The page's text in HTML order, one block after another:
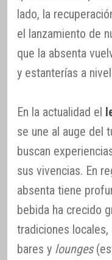
lado, la
el lanzamiento de
que la absenta
y estanterías a
En la actualidad el
se une al auge del
buscan
sus vivencias. En
absenta tiene
bebida ha crecido
tradiciones
bares y lounges